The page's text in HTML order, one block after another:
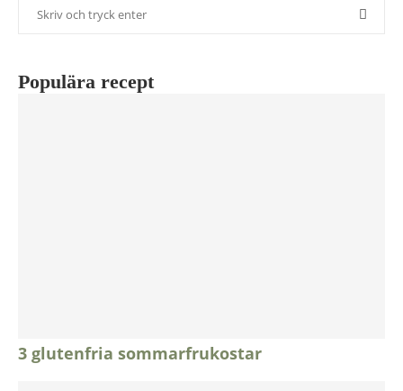
Populära recept
3 glutenfria sommarfrukostar